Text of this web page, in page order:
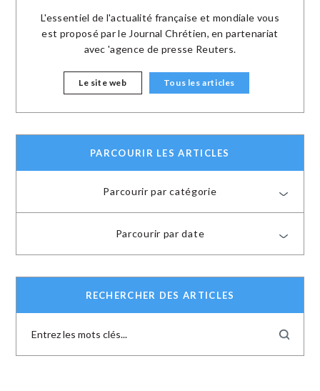
L'essentiel de l'actualité française et mondiale vous
est proposé par le Journal Chrétien, en partenariat
avec 'agence de presse Reuters.
Le site web Tous les articles
PARCOURIR LES ARTICLES
Parcourir par catégorie
Parcourir par date
RECHERCHER DES ARTICLES